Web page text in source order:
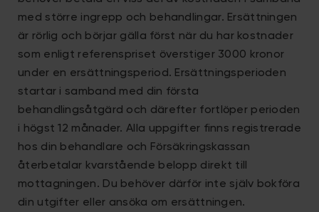
med större ingrepp och behandlingar. Ersättningen
är rörlig och börjar gälla först när du har kostnader
som enligt referenspriset överstiger 3000 kronor
under en ersättningsperiod. Ersättningsperioden
startar i samband med din första
behandlingsåtgärd och därefter fortlöper perioden
i högst 12 månader. Alla uppgifter finns registrerade
hos din behandlare och Försäkringskassan
återbetalar kvarstående belopp direkt till
mottagningen. Du behöver därför inte själv bokföra
din utgifter eller ansöka om ersättningen.